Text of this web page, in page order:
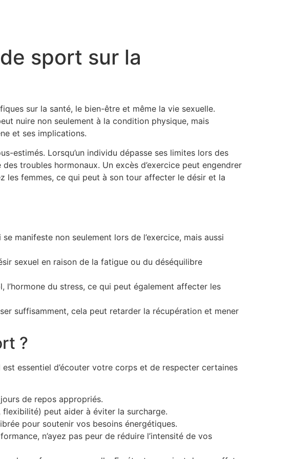
sport sur la
sur la santé, le bien-être et même la vie sexuelle.
nuire non seulement à la condition physique, mais
et ses implications.
estimés. Lorsqu’un individu dépasse ses limites lors des
troubles hormonaux. Un excès d’exercice peut engendrer
les femmes, ce qui peut à son tour affecter le désir et la
manifeste non seulement lors de l’exercice, mais aussi
sexuel en raison de la fatigue ou du déséquilibre
du stress, ce qui peut également affecter les
suffisamment, cela peut retarder la récupération et mener
?
essentiel d’écouter votre corps et de respecter certaines
de repos appropriés.
peut aider à éviter la surcharge.
pour soutenir vos besoins énergétiques.
n’ayez pas peur de réduire l’intensité de vos